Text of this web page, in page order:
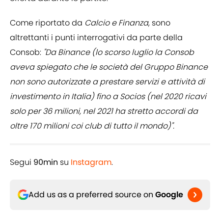
Come riportato da Calcio e Finanza, sono
altrettanti i punti interrogativi da parte della
Consob: "Da Binance (lo scorso luglio la Consob
aveva spiegato che le società del Gruppo Binance
non sono autorizzate a prestare servizi e attività di
investimento in Italia) fino a Socios (nel 2020 ricavi
solo per 36 milioni, nel 2021 ha stretto accordi da
oltre 170 milioni coi club di tutto il mondo)".
Segui 90min su Instagram.
Add us as a preferred source on Google